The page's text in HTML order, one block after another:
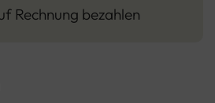
Rechnung bezahlen